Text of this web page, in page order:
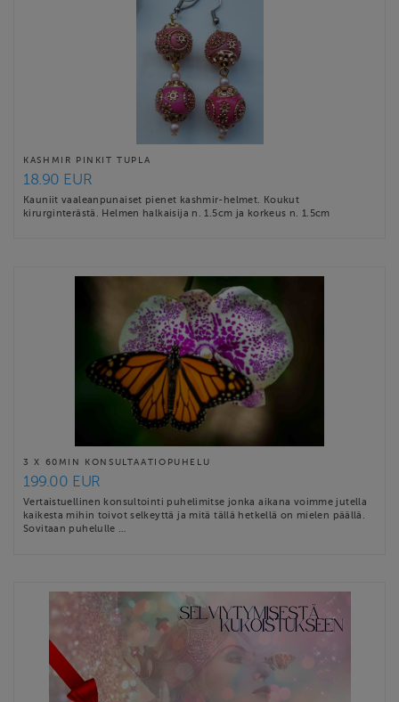
KASHMIR PINKIT TUPLA
18.90 EUR
Kauniit vaaleanpunaiset pienet kashmir-helmet. Koukut
kirurginterästä. Helmen halkaisija n. 1.5cm ja korkeus n. 1.5cm
3 X 60MIN KONSULTAATIOPUHELU
199.00 EUR
Vertaistuellinen konsultointi puhelimitse jonka aikana voimme jutella
kaikesta mihin toivot selkeyttä ja mitä tällä hetkellä on mielen päällä.
Sovitaan puhelulle …